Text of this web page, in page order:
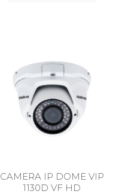
CAMERA IP DOME VIP
1130D VF HD